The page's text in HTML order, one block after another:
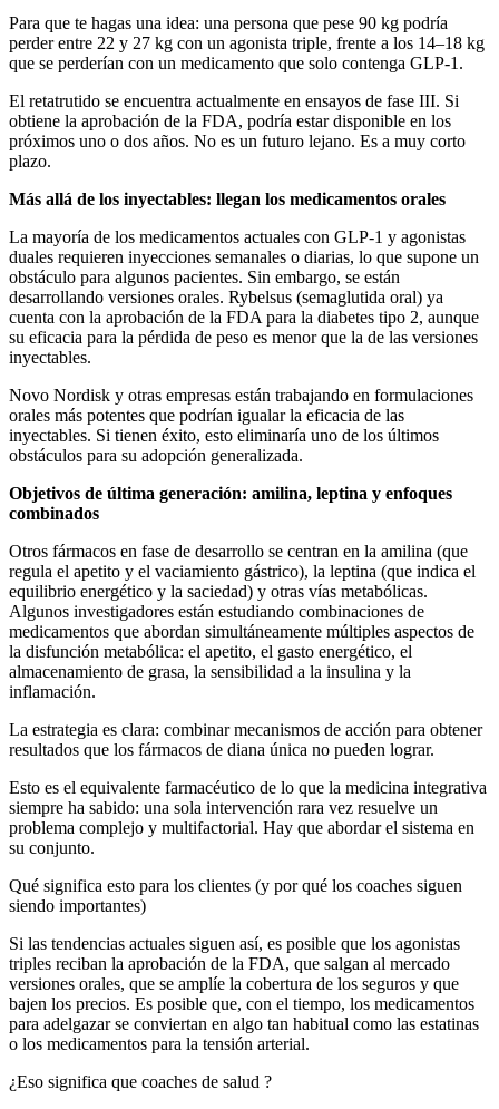
Para que te hagas una idea: una persona que pese 90 kg podría
perder entre 22 y 27 kg con un agonista triple, frente a los 14–18 kg
que se perderían con un medicamento que solo contenga GLP-1.
El retatrutido se encuentra actualmente en ensayos de fase III. Si
obtiene la aprobación de la FDA, podría estar disponible en los
próximos uno o dos años. No es un futuro lejano. Es a muy corto
plazo.
Más allá de los inyectables: llegan los medicamentos orales
La mayoría de los medicamentos actuales con GLP-1 y agonistas
duales requieren inyecciones semanales o diarias, lo que supone un
obstáculo para algunos pacientes. Sin embargo, se están
desarrollando versiones orales. Rybelsus (semaglutida oral) ya
cuenta con la aprobación de la FDA para la diabetes tipo 2, aunque
su eficacia para la pérdida de peso es menor que la de las versiones
inyectables.
Novo Nordisk y otras empresas están trabajando en formulaciones
orales más potentes que podrían igualar la eficacia de las
inyectables. Si tienen éxito, esto eliminaría uno de los últimos
obstáculos para su adopción generalizada.
Objetivos de última generación: amilina, leptina y enfoques
combinados
Otros fármacos en fase de desarrollo se centran en la amilina (que
regula el apetito y el vaciamiento gástrico), la leptina (que indica el
equilibrio energético y la saciedad) y otras vías metabólicas.
Algunos investigadores están estudiando combinaciones de
medicamentos que abordan simultáneamente múltiples aspectos de
la disfunción metabólica: el apetito, el gasto energético, el
almacenamiento de grasa, la sensibilidad a la insulina y la
inflamación.
La estrategia es clara: combinar mecanismos de acción para obtener
resultados que los fármacos de diana única no pueden lograr.
Esto es el equivalente farmacéutico de lo que la medicina integrativa
siempre ha sabido: una sola intervención rara vez resuelve un
problema complejo y multifactorial. Hay que abordar el sistema en
su conjunto.
Qué significa esto para los clientes (y por qué los coaches siguen
siendo importantes)
Si las tendencias actuales siguen así, es posible que los agonistas
triples reciban la aprobación de la FDA, que salgan al mercado
versiones orales, que se amplíe la cobertura de los seguros y que
bajen los precios. Es posible que, con el tiempo, los medicamentos
para adelgazar se conviertan en algo tan habitual como las estatinas
o los medicamentos para la tensión arterial.
¿Eso significa que coaches de salud ?